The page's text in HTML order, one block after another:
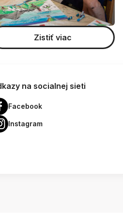
Zistiť viac
na socialnej sieti
Facebook
Instagram